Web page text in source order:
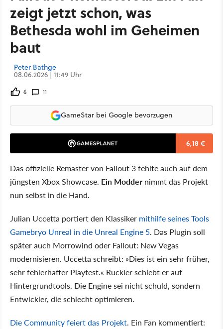
zeigt jetzt schon, was
Bethesda wohl im Geheimen
baut
Peter Bathge
08.06.2026 | 11:49 Uhr
6 11
GameStar bei Google bevorzugen
6,18 €
Das offizielle Remaster von Fallout 3 fehlte auch auf dem
jüngsten Xbox Showcase. Ein Modder nimmt das Projekt
nun selbst in die Hand.
Julian Uccetta portiert den Klassiker mithilfe seines Tools
Gamebryo Unreal in die Unreal Engine 5. Das Plugin soll
später auch Morrowind oder Fallout: New Vegas
modernisieren. Uccetta schreibt: »Dies ist ein sehr früher,
sehr fehlerhafter Playtest.« Ruckler schiebt er auf
Hintergrundtools. Die Engine sei nicht schuld, sondern
Entwickler, die schlecht optimieren.
Die Community feiert das Projekt. Ein Fan kommentiert: